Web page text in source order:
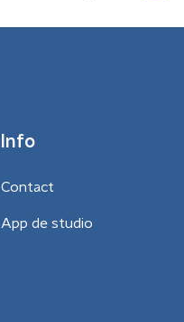
Info
Contact
App de studio